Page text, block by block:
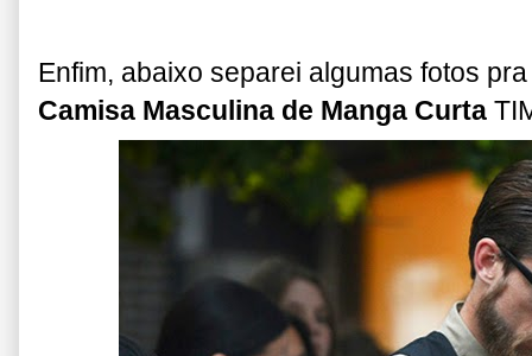
Enfim, abaixo separei algumas fotos
Camisa Masculina de Manga Curta